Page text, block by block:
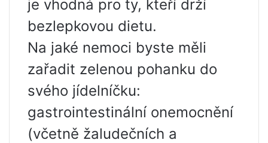
je vhodná pro ty, kteří drží
bezlepkovou dietu.
Na jaké nemoci byste měli
zařadit zelenou pohanku do
svého jídelníčku:
gastrointestinální onemocnění
(včetně žaludečních a